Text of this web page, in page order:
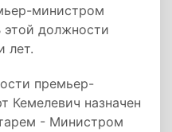
министром
этой должности
лет.
премьер-
Кемелевич назначен
- Министром